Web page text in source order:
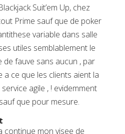
Suit’em Up, chez
Prime sauf que de poker
variable dans salle
utiles semblablement le
de fauve sans aucun , par
a ce que les clients aient la
agile , ! evidemment
que pour mesure.
continue mon visee de